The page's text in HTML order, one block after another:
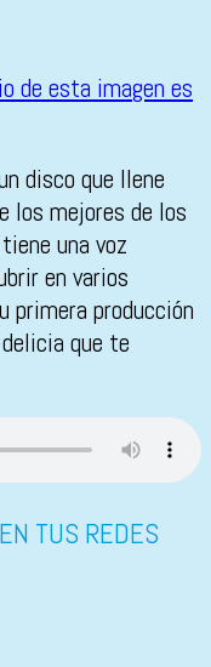
disco que llene
los mejores de los
una voz
en varios
primera producción
que te
TUS REDES